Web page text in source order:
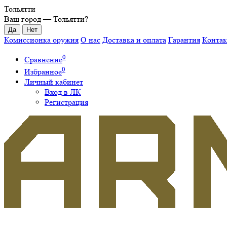
Тольятти
Ваш город —Тольятти?
Комиссионка оружия О нас Доставка и оплата Гарантия
Сравнение0
Избранное0
Личный кабинет
Вход в ЛК
Регистрация